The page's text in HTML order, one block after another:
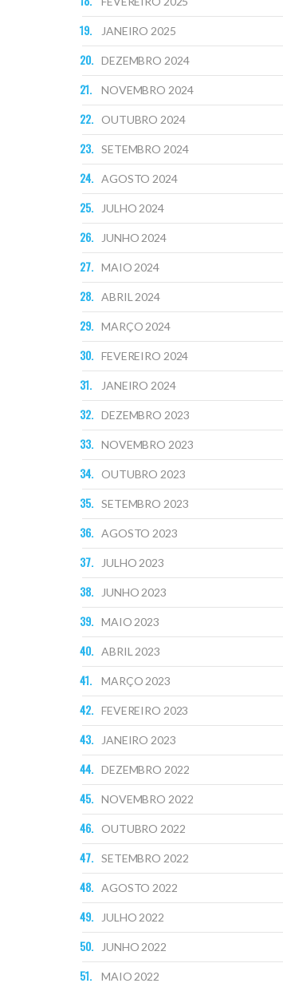
JANEIRO 2025
DEZEMBRO 2024
NOVEMBRO 2024
OUTUBRO 2024
SETEMBRO 2024
AGOSTO 2024
JULHO 2024
JUNHO 2024
MAIO 2024
ABRIL 2024
MARÇO 2024
FEVEREIRO 2024
JANEIRO 2024
DEZEMBRO 2023
NOVEMBRO 2023
OUTUBRO 2023
SETEMBRO 2023
AGOSTO 2023
JULHO 2023
JUNHO 2023
MAIO 2023
ABRIL 2023
MARÇO 2023
FEVEREIRO 2023
JANEIRO 2023
DEZEMBRO 2022
NOVEMBRO 2022
OUTUBRO 2022
SETEMBRO 2022
AGOSTO 2022
JULHO 2022
JUNHO 2022
MAIO 2022